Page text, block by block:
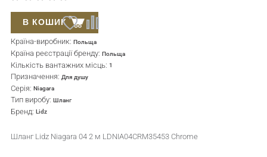
Країна-виробник: Польща
Країна реєстрації бренду: Польща
Кількість вантажних місць: 1
Призначення: Для душу
Серія: Niagara
Тип виробу: Шланг
Бренд: Lidz
Шланг Lidz Niagara 04 2 м LDNIA04CRM35453 Chrome
В КОШИК